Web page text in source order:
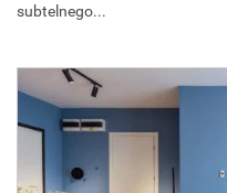
subtelnego...